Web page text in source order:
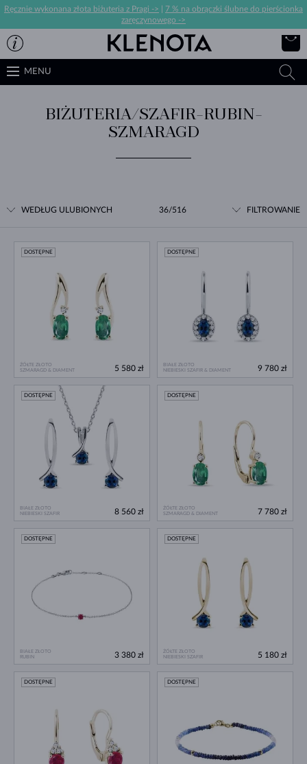
Ręcznie wykonana złota biżuteria z Pragi ->
7 % na obrączki ślubne do pierścionka
zaręczynowego ->
MENU
BIŻUTERIA/SZAFIR-RUBIN-
SZMARAGD
WEDŁUG ULUBIONYCH 36/516 FILTROWANIE
ŻÓŁTE ZŁOTO
SZMARAGD & DIAMENT
DOSTĘPNE
5 580 zł
BIAŁE ZŁOTO
NIEBIESKI SZAFIR & DIAMENT
DOSTĘPNE
9 780 zł
BIAŁE ZŁOTO
NIEBIESKI SZAFIR
DOSTĘPNE
8 560 zł
ŻÓŁTE ZŁOTO
SZMARAGD & DIAMENT
DOSTĘPNE
7 780 zł
BIAŁE ZŁOTO
RUBIN
DOSTĘPNE
3 380 zł
ŻÓŁTE ZŁOTO
NIEBIESKI SZAFIR
DOSTĘPNE
5 180 zł
DOSTĘPNE DOSTĘPNE